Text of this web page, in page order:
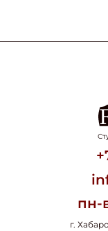
пн-
г.